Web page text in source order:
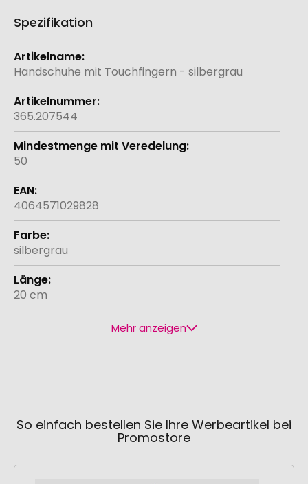
Spezifikation
Weitere
Informationen
Handschuhe mit Touchfingern - silbergrau
365.207544
50
4064571029828
silbergrau
20 cm
Mehr anzeigen
So einfach bestellen Sie Ihre Werbeartikel bei
Promostore